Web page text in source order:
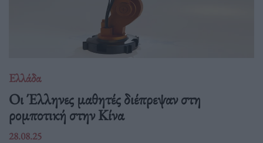
Ελλάδα
Οι Έλληνες μαθητές διέπρεψαν στη
ρομποτική στην Κίνα
28.08.25